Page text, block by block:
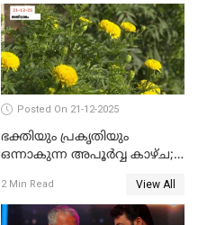
Posted On 21-12-2025
ഭക്തിയും പ്രകൃതിയും
ഒന്നാകുന്ന അപൂര്‍വ്വ കാഴ്ച;
കാഴ്ചാനുഭവമൊരുക്കി
ശബരീ നന്ദനം
2 Min Read View All